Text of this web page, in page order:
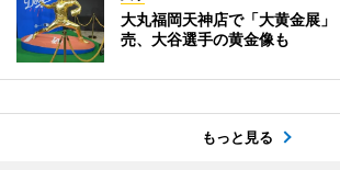
大丸福岡天神店で「大黄金展
売、大谷選手の黄金像も
もっと見る